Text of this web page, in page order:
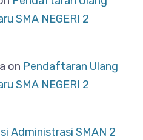
SMA NEGERI 2
on Pendaftaran Ulang
SMA NEGERI 2
Administrasi SMAN 2